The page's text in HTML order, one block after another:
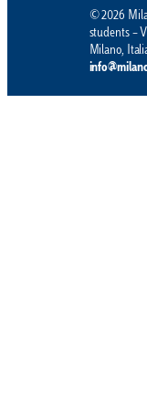
© 2026
students –
Milano,